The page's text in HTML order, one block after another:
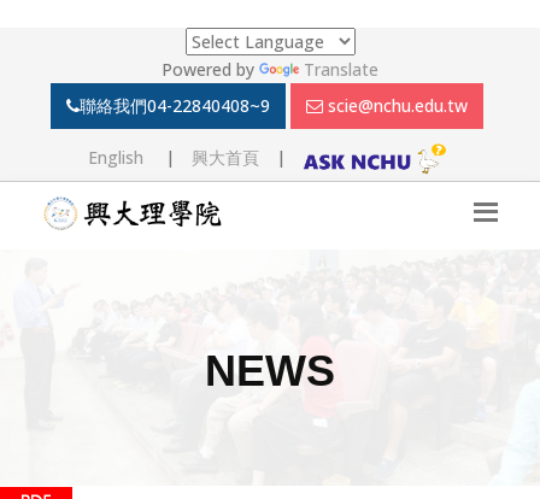
Powered by
Translate
聯絡我們04-22840408~9 scie@nchu.edu.tw
English | 興大首頁|
NEWS